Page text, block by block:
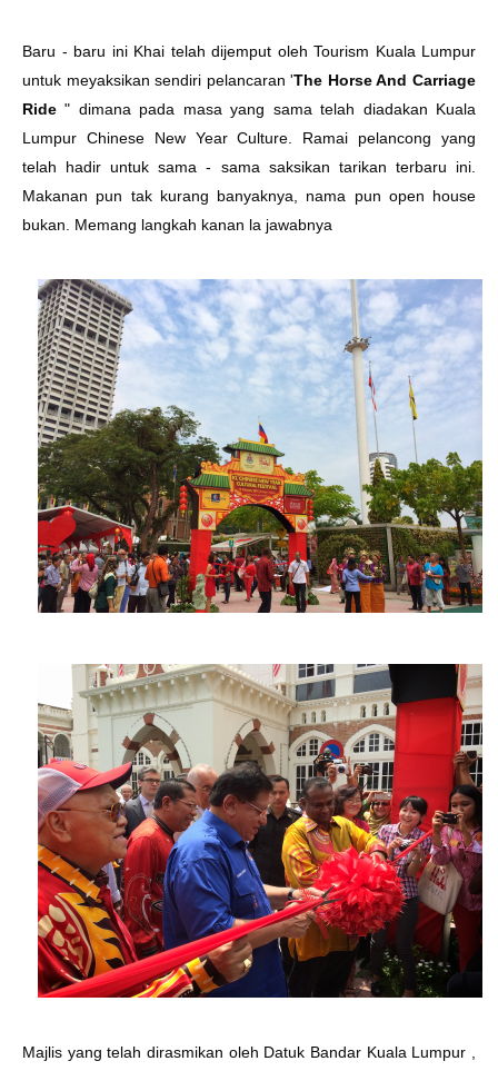
Baru - baru ini Khai telah dijemput oleh Tourism Kuala Lumpur
untuk meyaksikan sendiri pelancaran 'The Horse And Carriage
Ride " dimana pada masa yang sama telah diadakan Kuala
Lumpur Chinese New Year Culture. Ramai pelancong yang
telah hadir untuk sama - sama saksikan tarikan terbaru ini.
Makanan pun tak kurang banyaknya, nama pun open house
bukan. Memang langkah kanan la jawabnya
Majlis yang telah dirasmikan oleh Datuk Bandar Kuala Lumpur ,